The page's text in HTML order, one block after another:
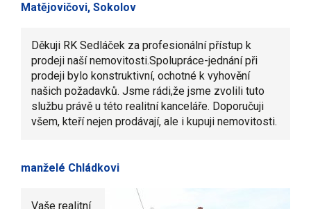
Matějovičovi, Sokolov
Děkuji RK Sedláček za profesionální přístup k
prodeji naší nemovitosti.Spolupráce-jednání při
prodeji bylo konstruktivní, ochotné k vyhovění
našich požadavků. Jsme rádi,že jsme zvolili tuto
službu právě u této realitní kanceláře. Doporučuji
všem, kteří nejen prodávají, ale i kupuji nemovitosti.
manželé Chládkovi
Vaše realitní